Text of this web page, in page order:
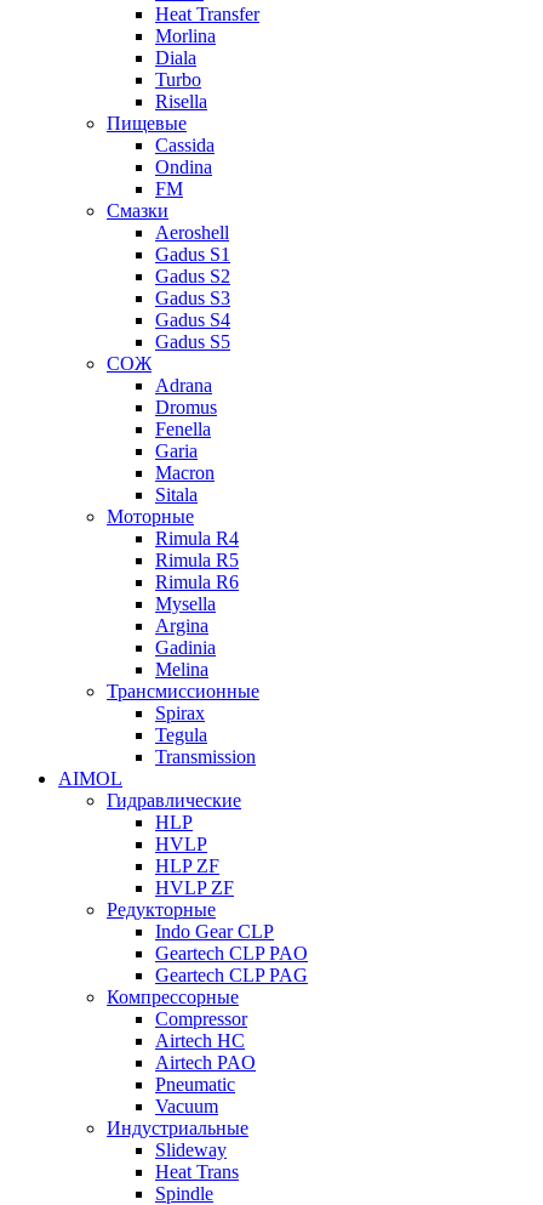
Heat Transfer
Morlina
Diala
Turbo
Risella
Пищевые
Cassida
Ondina
FM
Смазки
Aeroshell
Gadus S1
Gadus S2
Gadus S3
Gadus S4
Gadus S5
СОЖ
Adrana
Dromus
Fenella
Garia
Macron
Sitala
Моторные
Rimula R4
Rimula R5
Rimula R6
Mysella
Argina
Gadinia
Melina
Трансмиссионные
Spirax
Tegula
Transmission
AIMOL
Гидравлические
HLP
HVLP
HLP ZF
HVLP ZF
Редукторные
Indo Gear CLP
Geartech CLP PAO
Geartech CLP PAG
Компрессорные
Compressor
Airtech HC
Airtech PAO
Pneumatic
Vacuum
Индустриальные
Slideway
Heat Trans
Spindle